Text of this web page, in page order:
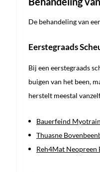
De behandeling van
Eerstegraads
Bij een eerstegraads
buigen van het been,
herstelt meestal
Bauerfeind
Thuasne
Reh4Mat Neopreen